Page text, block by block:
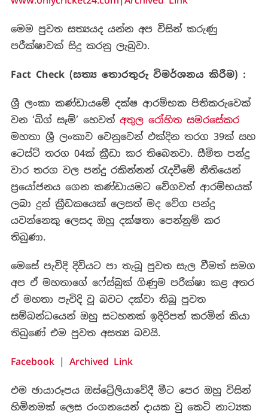
මෙම පුවත සත්‍යයද යන්න අප විසින් කරුණු
පරීක්ෂාවක් සිදු කරනු ලැබුවා.
Fact Check (සත්‍ය තොරතුරු විමර්ශනය කිරීම) :
ශ්‍රී ලංකා කණ්ඩායමේ දක්ෂ ආරම්භක පිතිකරුවෙක්
වන ‘බිග් සෑම්’ හෙවත් අතුල රෝහිත සමරසේකර
මහතා ශ්‍රී ලංකාව වෙනුවෙන් එක්දින තරග 39ක් සහ
ටෙස්ට් තරග 04ක් ක්‍රීඩා කර තිබෙනවා. සීමිත පන්දු
වාර තරග වල පන්දු රකින්නන් රැදවීමේ නීතියෙන්
ප්‍රයෝජනය ගෙන කණ්ඩායමට වේගවත් ආරම්භයක්
ලබා දුන් ක්‍රීඩකයෙක් ලෙසත් මද වේග පන්දු
යවන්නෙකු ලෙසද ඔහු දක්ෂතා පෙන්නුම් කර
තිබුණා.
මෙසේ පැවිදි දිවියට පා තැබූ පුවත සැල වීමත් සමග
අප ඒ මහතාගේ ෆේස්බුක් ගිණුම පරීක්ෂා කළ අතර
ඒ මහතා පැවිදි වූ බවට දක්වා තිබූ පුවත
සම්බන්ධයෙන් ඔහු සටහනක් ඉදිරිපත් කරමින් කියා
තිබුණේ එම පුවත අසත්‍ය බවයි.
Facebook| Archived Link
එම ඡායාරූපය ඔස්ට්‍රේලියාවේදී මීට පෙර ඔහු විසින්
හිමිනමක් ලෙස රංගනයෙන් දායක වු කෙටි නාට්‍යක